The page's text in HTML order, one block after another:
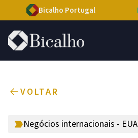
Bicalho Portugal
VOLTAR
Negócios internacionais - EUA